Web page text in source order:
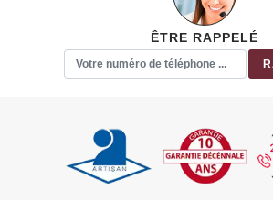
ÊTRE RAPPELÉ